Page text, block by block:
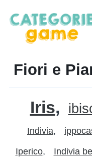
Fiori e
Iris
Indivia
Iperico Indivia